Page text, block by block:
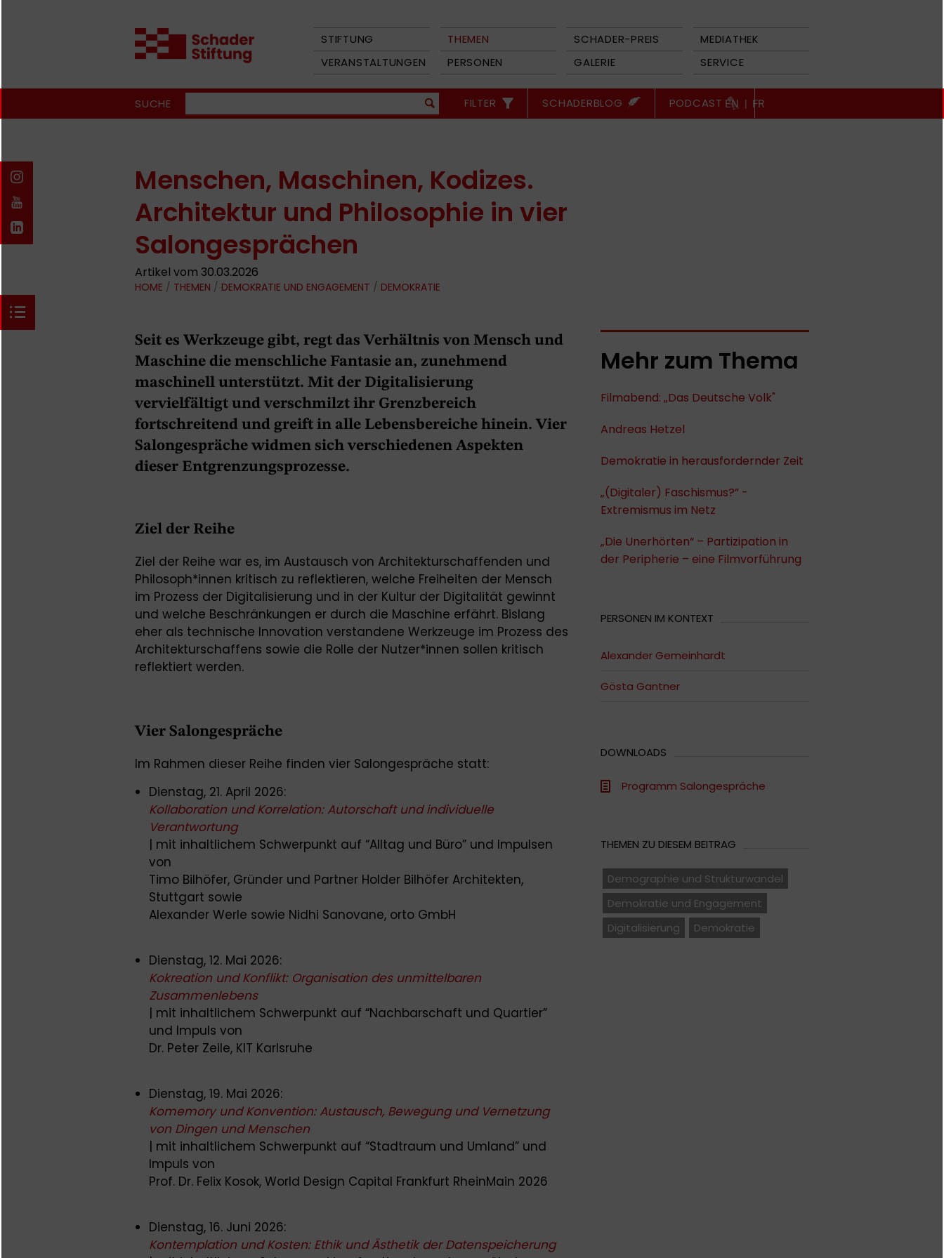
STIFTUNG THEMEN SCHADER-PREIS
MEDIATHEK
VERANSTALTUNGEN
PERSONEN GALERIE SERVICE
SUCHE FILTER SCHADERBLOG PODCAST EN | FR
Menschen, Maschinen, Kodizes.
Architektur und Philosophie in vier
Salongesprächen
Artikel vom 30.03.2026
HOME / THEMEN / DEMOKRATIE UND ENGAGEMENT / DEMOKRATIE
Seit es Werkzeuge gibt, regt das Verhältnis von Mensch und
Maschine die menschliche Fantasie an, zunehmend
maschinell unterstützt. Mit der Digitalisierung
vervielfältigt und verschmilzt ihr Grenzbereich
fortschreitend und greift in alle Lebensbereiche hinein. Vier
Salongespräche widmen sich verschiedenen Aspekten
dieser Entgrenzungsprozesse.
Ziel der Reihe
Ziel der Reihe war es, im Austausch von Architekturschaffenden und
Philosoph*innen kritisch zu reflektieren, welche Freiheiten der Mensch
im Prozess der Digitalisierung und in der Kultur der Digitalität gewinnt
und welche Beschränkungen er durch die Maschine erfährt. Bislang
eher als technische Innovation verstandene Werkzeuge im Prozess des
Architekturschaffens sowie die Rolle der Nutzer*innen sollen kritisch
reflektiert werden.
Vier Salongespräche
Im Rahmen dieser Reihe finden vier Salongespräche statt:
Dienstag, 21. April 2026:
Kollaboration und Korrelation: Autorschaft und individuelle
Verantwortung
| mit inhaltlichem Schwerpunkt auf “Alltag und Büro” und Impulsen
von
Timo Bilhöfer, Gründer und Partner Holder Bilhöfer Architekten,
Stuttgart sowie
Alexander Werle sowie Nidhi Sanovane, orto GmbH
Dienstag, 12. Mai 2026:
Kokreation und Konflikt: Organisation des unmittelbaren
Zusammenlebens
| mit inhaltlichem Schwerpunkt auf “Nachbarschaft und Quartier”
und Impuls von
Dr. Peter Zeile, KIT Karlsruhe
Dienstag, 19. Mai 2026:
Komemory und Konvention: Austausch, Bewegung und Vernetzung
von Dingen und Menschen
| mit inhaltlichem Schwerpunkt auf “Stadtraum und Umland” und
Impuls von
Prof. Dr. Felix Kosok, World Design Capital Frankfurt RheinMain 2026
Dienstag, 16. Juni 2026:
Kontemplation und Kosten: Ethik und Ästhetik der Datenspeicherung
Mehr zum Thema
Filmabend: „Das Deutsche Volk"
Andreas Hetzel
Demokratie in herausfordernder Zeit
„(Digitaler) Faschismus?” -
Extremismus im Netz
„Die Unerhörten“ – Partizipation in
der Peripherie – eine Filmvorführung
PERSONEN IM KONTEXT
Alexander Gemeinhardt
Gösta Gantner
DOWNLOADS
Programm Salongespräche
THEMEN ZU DIESEM BEITRAG
Demographie und Strukturwandel
Demokratie und Engagement
Digitalisierung
Demokratie